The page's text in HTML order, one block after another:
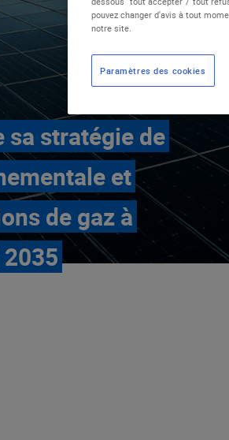
sa stratégie de
et
de gaz à
pouvez changer d'avis à tout
notre site.
Paramètres des cookies